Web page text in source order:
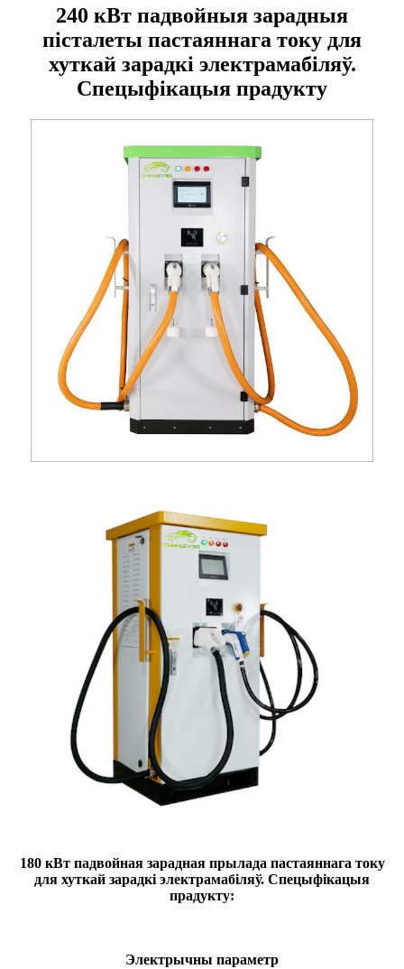
240 кВт падвойныя зарадныя
пісталеты пастаяннага току для
хуткай зарадкі электрамабіляў.
Спецыфікацыя прадукту
180 кВт падвойная зарадная прылада пастаяннага току
для хуткай зарадкі электрамабіляў. Спецыфікацыя
прадукту:
Электрычны параметр